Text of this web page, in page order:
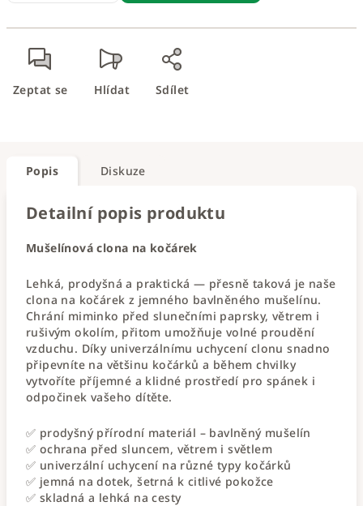
Zeptat se Hlídat Sdílet
Popis Diskuze
Detailní popis produktu
Mušelínová clona na kočárek
Lehká, prodyšná a praktická — přesně taková je naše
clona na kočárek z jemného bavlněného mušelínu.
Chrání miminko před slunečními paprsky, větrem i
rušivým okolím, přitom umožňuje volné proudění
vzduchu. Díky univerzálnímu uchycení clonu snadno
připevníte na většinu kočárků a během chvilky
vytvoříte příjemné a klidné prostředí pro spánek i
odpočinek vašeho dítěte.
✅ prodyšný přírodní materiál – bavlněný mušelín
✅ ochrana před sluncem, větrem i světlem
✅ univerzální uchycení na různé typy kočárků
✅ jemná na dotek, šetrná k citlivé pokožce
✅ skladná a lehká na cesty